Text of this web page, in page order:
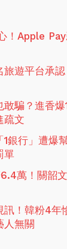
！Apple
旅遊平台承
騙？進香爆
疏文
1銀行」遭爆
單
萬！關韶
訊！韓粉4年
人無關